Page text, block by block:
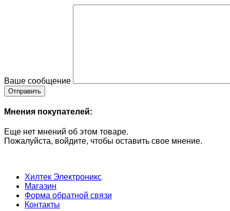
Ваше сообщение
Мнения покупателей:
Еще нет мнений об этом товаре.
Пожалуйста, войдите, чтобы оставить свое мнение.
Хилтек Электроникс
Магазин
Форма обратной связи
Контакты